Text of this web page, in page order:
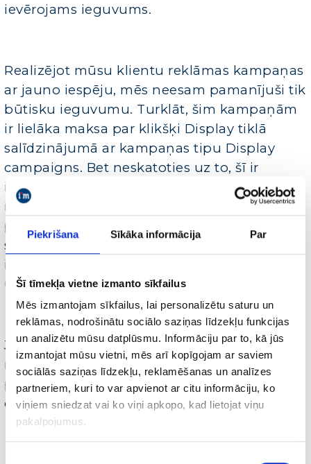
Piekrišana Sīkāka informācija Par
Šī tīmekļa vietne izmanto sīkfailus
Mēs izmantojam sīkfailus, lai personalizētu saturu un
reklāmas, nodrošinātu sociālo saziņas līdzekļu funkcijas
un analizētu mūsu datplūsmu. Informāciju par to, kā jūs
izmantojat mūsu vietni, mēs arī kopīgojam ar saviem
sociālās saziņas līdzekļu, reklamēšanas un analīzes
partneriem, kuri to var apvienot ar citu informāciju, ko
viņiem sniedzat vai ko viņi apkopo, kad lietojat viņu
pakalpojumus.
ievērojams ieguvums.
Realizējot mūsu klientu reklāmas kampaņas
ar jauno iespēju, mēs neesam pamanījuši tik
būtisku ieguvumu. Turklāt, šim kampaņām
ir lielāka maksa par klikšķi Display tiklā
salīdzinājumā ar kampaņas tipu Display
campaigns. Bet neskatoties uz to, šī ir
iedarbīga iespēja, ja klients meklē papildu
idejas un kanālus potenciālo klientu
piesaistīšanai. Tas nozīme, ka atbilstošā
situācijās (produkts, mērķi, budžets), šī
iespēja ir labs risinājums jaunu klientu
uzrunāšanai un piesaistīšanai.
Ja vēlaties paaugstināt Jūsu AdWords
reklāmas darbības efektivitāti, aicinām
pierakstīties uz bezmaksas konsultāciju pa
e-pastu sv@imarketings.lv